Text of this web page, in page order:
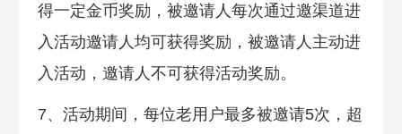
得一定金币奖励，被邀请人每次通过邀渠道进
入活动邀请人均可获得奖励，被邀请人主动进
入活动，邀请人不可获得活动奖励。
7、活动期间，每位老用户最多被邀请5次，超